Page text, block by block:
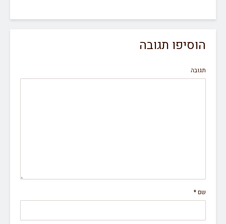
הוסיפו תגובה
תגובה
שם*